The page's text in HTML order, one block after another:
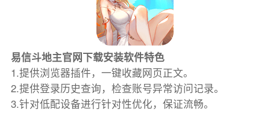
易信斗地主官网下载安装软件特色
1.提供浏览器插件，一键收藏网页正文。
2.提供登录历史查询，检查账号异常访问记录。
3.针对低配设备进行针对性优化，保证流畅。